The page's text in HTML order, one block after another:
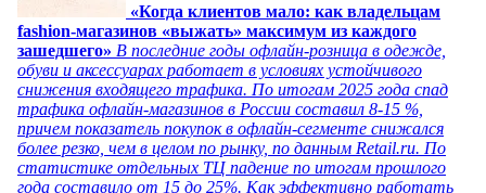
«Когда клиентов мало: как владельцам
fashion-магазинов «выжать» максимум из каждого
зашедшего» В последние годы офлайн-розница в одежде,
обуви и аксессуарах работает в условиях устойчивого
снижения входящего трафика. По итогам 2025 года спад
трафика офлайн-магазинов в России составил 8-15 %,
причем показатель покупок в офлайн-сегменте снижался
более резко, чем в целом по рынку, по данным Retail.ru. По
статистике отдельных ТЦ падение по итогам прошлого
года составило от 15 до 25%. Как эффективно работать